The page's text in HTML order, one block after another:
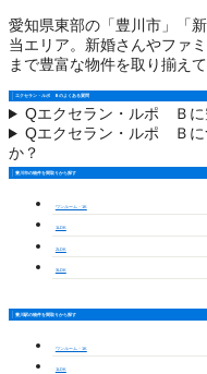
愛知県東部の「豊川市」「
当エリア。新婚さんやファ
まで豊富な物件を取り揃え
エクセラン・ルポ Ｂのよくある質問
Qエクセラン・ルポ Ｂに
Qエクセラン・ルポ Ｂに
か？
豊川市の物件を間取りから探す
ワンルーム・1K
1LDK
2LDK
3LDK
豊川駅の物件を間取りから探す
ワンルーム・1K
1LDK